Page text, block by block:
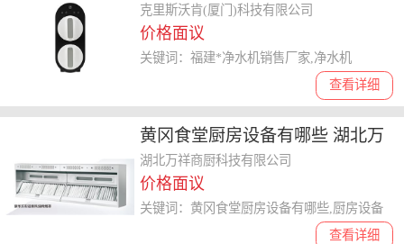
肯供应
克里斯沃肯(厦门)科技有限公司
价格面议
查看详细
关键词：福建*净水机销售厂家,净水机
黄冈食堂厨房设备有哪些 湖北万
祥商厨科技供应
湖北万祥商厨科技有限公司
价格面议
查看详细
关键词：黄冈食堂厨房设备有哪些,厨房设备